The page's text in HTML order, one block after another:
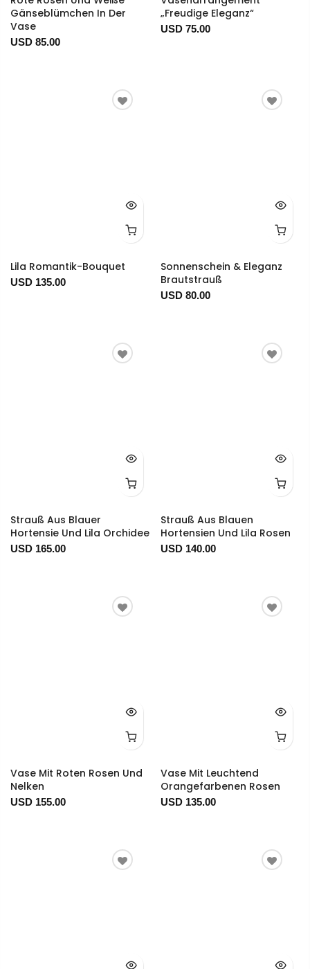
Gänseblümchen In Der
Vase
USD 85.00
„Freudige Eleganz“
USD 75.00
Lila Romantik-Bouquet
USD 135.00
Sonnenschein & Eleganz
Brautstrauß
USD 80.00
Strauß Aus Blauer
Hortensie Und Lila Orchidee
USD 165.00
Strauß Aus Blauen
Hortensien Und Lila Rosen
USD 140.00
Vase Mit Roten Rosen Und
Nelken
USD 155.00
Vase Mit Leuchtend
Orangefarbenen Rosen
USD 135.00